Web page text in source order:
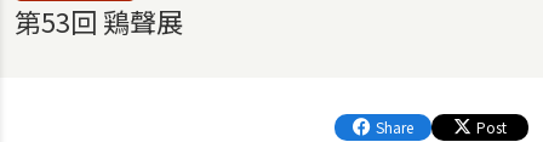
第53回 鶏聲展
Share Post